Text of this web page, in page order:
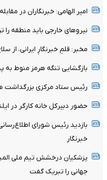
امیر الهامی: خبرنگاران در
نیرو‌های خارجی باید منطقه را
مخبر: قلمِ خبرنگارِ ایرانی، از
بازگشایی تنگه هرمز منوط
رئیس ستاد مرکزی
حضور دبیرکل خانه کارگر در
بازدید رئیس شورای
خبرنگار
پزشکیان درخشش تیم ملی
جهانی را تبریک گفت